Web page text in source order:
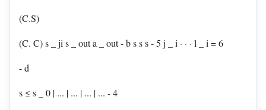
(C.S)
(C. C) s _ ji s _ out a _ out - b s s s - 5 j _ i · · · l _ i = 6
- d
s ≤ s _ 0 | ... | ... | ... | ... - 4